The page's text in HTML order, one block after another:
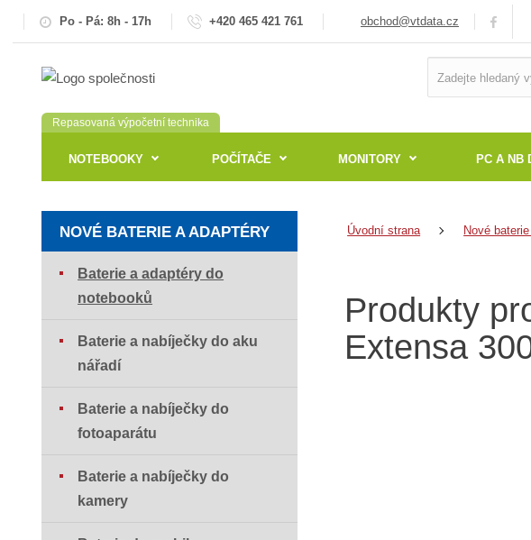
Po - Pá: 8h - 17h +420 465 421 761 obchod@vtdata.cz
Repasovaná výpočetní technika
NOTEBOOKY POČÍTAČE MONITORY PC A NB
Úvodní strana Nové
Produkty
Extensa
NOVÉ BATERIE A ADAPTÉRY
Baterie a adaptéry do
notebooků
Baterie a nabíječky do aku
nářadí
Baterie a nabíječky do
fotoaparátu
Baterie a nabíječky do
kamery